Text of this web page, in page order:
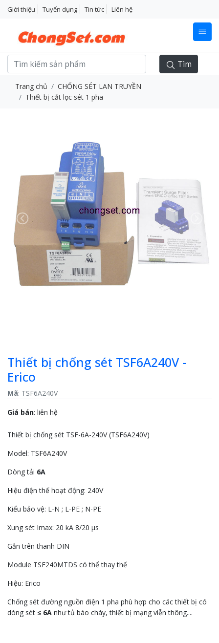
Giới thiệu Tuyển dụng Tin tức Liên hệ
Tìm
Trang chủ
CHỐNG SÉT LAN TRUYỀN
Thiết bị cắt lọc sét 1 pha
Previous Next
Thiết bị chống sét TSF6A240V -
Erico
Mã: TSF6A240V
Giá bán: liên hệ
Thiết bị chống sét TSF-6A-240V (TSF6A240V)
Model: TSF6A240V
Dòng tải 6A
Hiệu điện thế hoạt động: 240V
Kiểu bảo vệ: L-N ; L-PE ; N-PE
Xung sét Imax: 20 kA 8/20 μs
Gắn trên thanh DIN
Module TSF240MTDS có thể thay thế
Hiệu: Erico
Chống sét đường nguồn điện 1 pha phù hợp cho các thiết bị có
dòng sét ≤ 6A như tủ báo cháy, thiết bị mạng viễn thông....